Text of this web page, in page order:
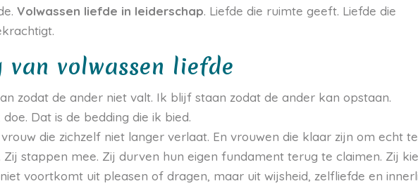
Volwassen liefde in leiderschap. Liefde die ruimte geeft. Liefde die
van volwassen liefde
zodat de ander niet valt. Ik blijf staan zodat de ander kan opstaan.
Dat is de bedding die ik bied.
die zichzelf niet langer verlaat. En vrouwen die klaar zijn om echt te
Zij stappen mee. Zij durven hun eigen fundament terug te claimen. Zij
voortkomt uit pleasen of dragen, maar uit wijsheid, zelfliefde en